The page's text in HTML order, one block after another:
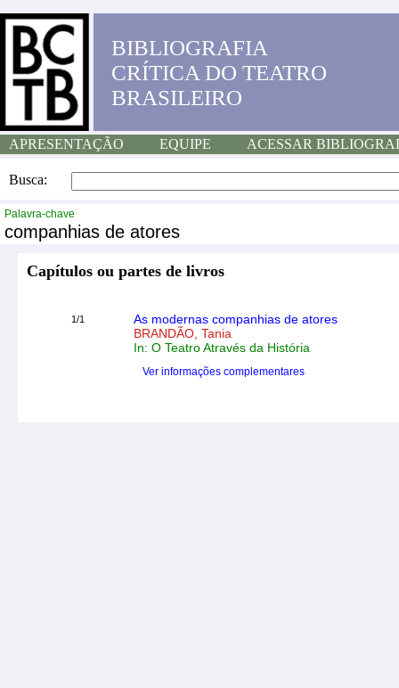
BIBLIOGRAFIA
CRÍTICA DO TEATRO
BRASILEIRO
APRESENTAÇÃO EQUIPE ACESSAR
Busca:
Palavra-chave
companhias de atores
Capítulos ou partes de livros
1/1
As modernas companhias de atores
BRANDÃO, Tania
In: O Teatro Através da História
Ver informações complementares